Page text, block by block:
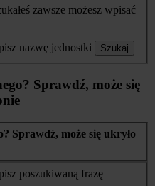
zawsze możesz wpisać
nazwę jednostki Szukaj
Sprawdź, może się
Sprawdź, może się ukryło
poszukiwaną frazę